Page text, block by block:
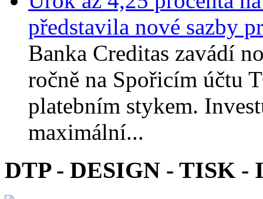
představila nové sazby
Banka Creditas zavádí
ročně na Spořicím účtu
platebním stykem.
maximální...
DTP - DESIGN - TISK -